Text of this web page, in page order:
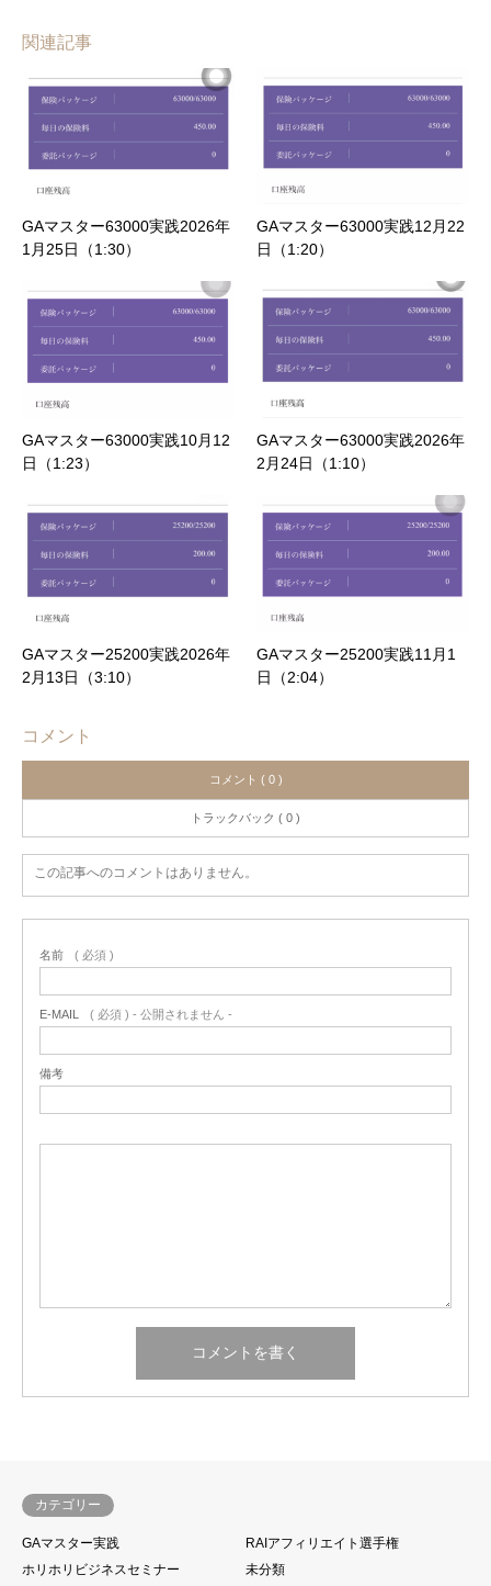
関連記事
GAマスター63000実践2026年
1月25日（1:30）
GAマスター63000実践12月22
日（1:20）
GAマスター63000実践10月12
日（1:23）
GAマスター63000実践2026年
2月24日（1:10）
GAマスター25200実践2026年
2月13日（3:10）
GAマスター25200実践11月1
日（2:04）
コメント
コメント ( 0 )
トラックバック ( 0 )
この記事へのコメントはありません。
名前 ( 必須 )
E-MAIL ( 必須 ) - 公開されません -
備考
カテゴリー
GAマスター実践
RAIアフィリエイト選手権
ホリホリビジネスセミナー
未分類